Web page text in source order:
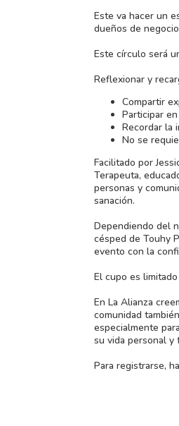
Este va hacer un
dueños de
Este círculo será
Reflexionar y
Compartir
Participar
Recordar la
No se
Facilitado por
Terapeuta,
personas y
sanación.
Dependiendo del
césped de Touhy
evento con la
El cupo es
En La Alianza
comunidad
especialmente
su vida personal y
Para registrarse,